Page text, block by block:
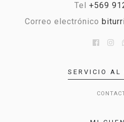
Tel +569
Correo electrónico
SERVICIO AL